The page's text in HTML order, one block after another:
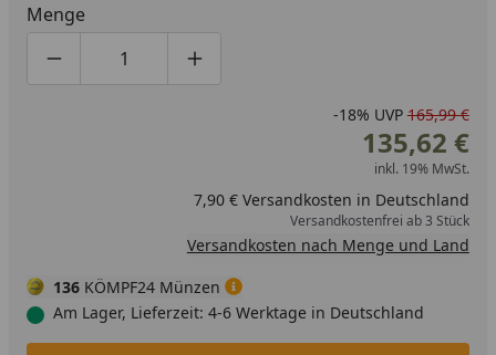
Menge
Produktmenge um eins verringern
Produktmenge manuell eingeben
Produktmenge um eins erhöhen
-18% UVP 165,99 €
135,62 €
inkl. 19% MwSt.
7,90 € Versandkosten in Deutschland
Versandkostenfrei ab 3 Stück
Versandkosten nach Menge und Land
136 KÖMPF24 Münzen
Am Lager, Lieferzeit: 4-6 Werktage in Deutschland